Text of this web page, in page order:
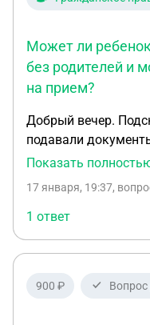
заверенный
без уплаты пошлин и сборов?
выше откажут, то
альтернативные
сборов в моем
ли делать
для подачи на
Может ли
без родителей и
на прием?
Добрый вечер. Подскажите пожалуйста, мы
подавали
через МФЦ (ребенку 17 лет)
записаться на прием
возможности
они в отъезде)
Заранее благодарю.
Показать
17 января, 19:37,
1 ответ
900 ₽